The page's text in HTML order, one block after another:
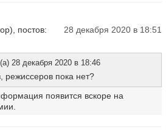
постов:
28 декабря 2020 в 18:51
28 декабря 2020 в 18:46
режиссеров пока нет?
появится вскоре на